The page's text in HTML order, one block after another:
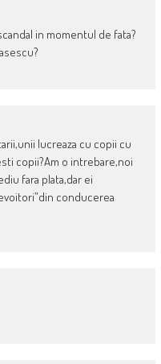
in momentul de fata?
lucreaza cu copii cu
copii?Am o intrebare,noi
fara plata,dar ei
conducerea